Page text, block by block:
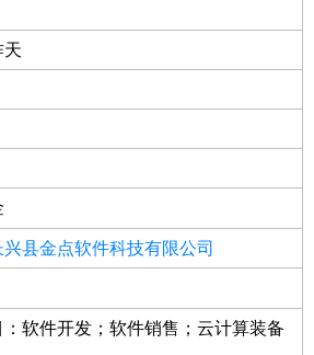
天
兴县金点软件科技有限公司
软件开发；软件销售；云计算装备